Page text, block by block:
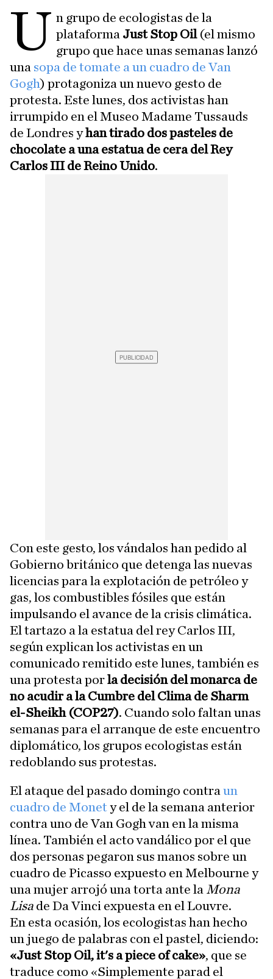
U n grupo de ecologistas de la
plataforma Just Stop Oil(el mismo
grupo que hace unas semanas lanzó
una sopa de tomate a un cuadro de Van
Gogh) protagoniza un nuevo gesto de
protesta. Este lunes, dos activistas han
irrumpido en el Museo Madame Tussauds
de Londres yhan tirado dos pasteles de
chocolate a una estatua de cera del Rey
Carlos III de Reino Unido.
Con este gesto, los vándalos han pedido al
Gobierno británico que detenga las nuevas
licencias para la explotación de petróleo y
gas, los combustibles fósiles que están
impulsando el avance de la crisis climática.
El tartazo a la estatua del rey Carlos III,
según explican los activistas en un
comunicado remitido este lunes, también es
una protesta porla decisión del monarca de
no acudir a la Cumbre del Clima de Sharm
el-Sheikh (COP27). Cuando solo faltan unas
semanas para el arranque de este encuentro
diplomático, los grupos ecologistas están
redoblando sus protestas.
El ataque del pasado domingo contra un
cuadro de Monety el de la semana anterior
contra uno de Van Gogh van en la misma
línea. También el acto vandálico por el que
dos personas pegaron sus manos sobre un
cuadro de Picasso expuesto en Melbourne y
una mujer arrojó una torta ante la Mona
Lisa de Da Vinci expuesta en el Louvre.
En esta ocasión, los ecologistas han hecho
un juego de palabras con el pastel, diciendo:
«Just Stop Oil, it's a piece of cake», que se
traduce como «Simplemente parad el